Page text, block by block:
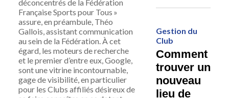
déconcentrés de la Fédération
FrançaiseSports pour Tous »
assure, en préambule, Théo
Gallois, assistant communication
au sein de la Fédération.Àcet
égard, les moteurs derecherche
et le premier d’entreeux,Google,
sont une vitrine incontournable,
gage devisibilité,en particulier
pour les Clubs affiliés désireuxde
Gestion du
Club
Comment
trouver un
nouveau
lieu de